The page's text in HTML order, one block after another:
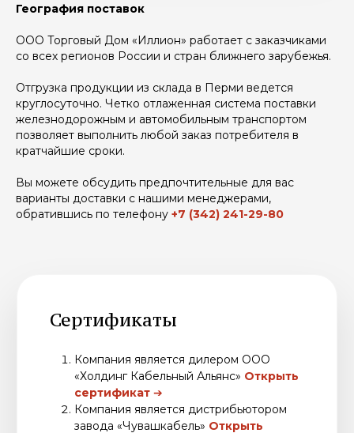
География поставок
ООО Торговый Дом «Иллион» работает с заказчиками
со всех регионов России и стран ближнего зарубежья.
Отгрузка продукции из склада в Перми ведется
круглосуточно. Четко отлаженная система поставки
железнодорожным и автомобильным транспортом
позволяет выполнить любой заказ потребителя в
кратчайшие сроки.
Вы можете обсудить предпочтительные для вас
варианты доставки с нашими менеджерами,
обратившись по телефону +7 (342) 241-29-80
продукции «ТД «Иллион»
Контакты
+7 (342) 241-29-80
+7 (342) 274-07-74
614112, г. Пермь, ул. Репина, 113Б